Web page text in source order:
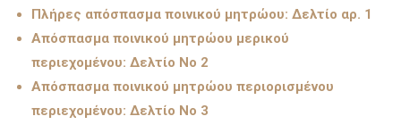
Πλήρες απόσπασμα ποινικού μητρώου: Δελτίο αρ. 1
Απόσπασμα ποινικού μητρώου μερικού
περιεχομένου: Δελτίο Νο 2
Απόσπασμα ποινικού μητρώου περιορισμένου
περιεχομένου: Δελτίο Νο 3